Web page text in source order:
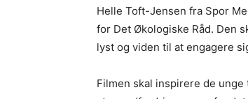
Helle Toft-Jensen fra Spor
for Det Økologiske Råd. Den
lyst og viden til at engagere
Filmen skal inspirere de